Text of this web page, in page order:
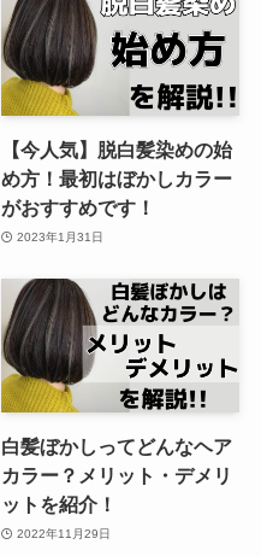
【今人気】脱白髪染めの始
め方！最初はぼかしカラー
がおすすめです！
2023年1月31日
白髪ぼかしってどんなヘア
カラー？メリット・デメリ
ットを紹介！
2022年11月29日